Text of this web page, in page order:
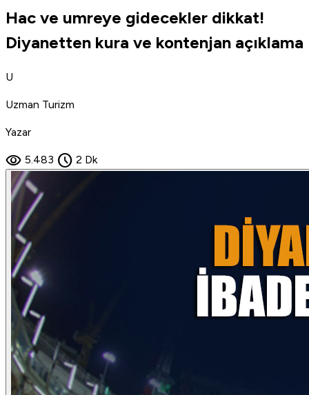
Hac ve umreye gidecekler dikkat!
Diyanetten kura ve kontenjan açıklama
U
Uzman Turizm
Yazar
visibility 5.483 schedule 2 Dk